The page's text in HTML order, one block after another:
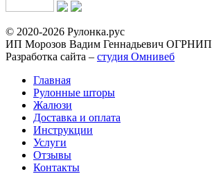
© 2020-2026 Рулонка.рус
ИП Морозов Вадим Геннадьевич ОГРНИП
Разработка сайта – студия Омнивеб
Главная
Рулонные шторы
Жалюзи
Доставка и оплата
Инструкции
Услуги
Отзывы
Контакты